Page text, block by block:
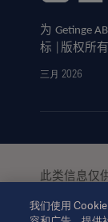
Cookie 注意
数据主体申
为 Getinge AB
标
版权所有
三月 2026
此类信息仅
议。对于任
我们使用